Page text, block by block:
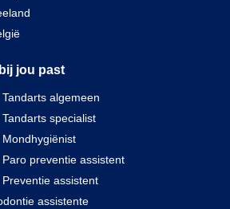
jou past
algemeen
specialist
preventie assistent
assistent
assistente